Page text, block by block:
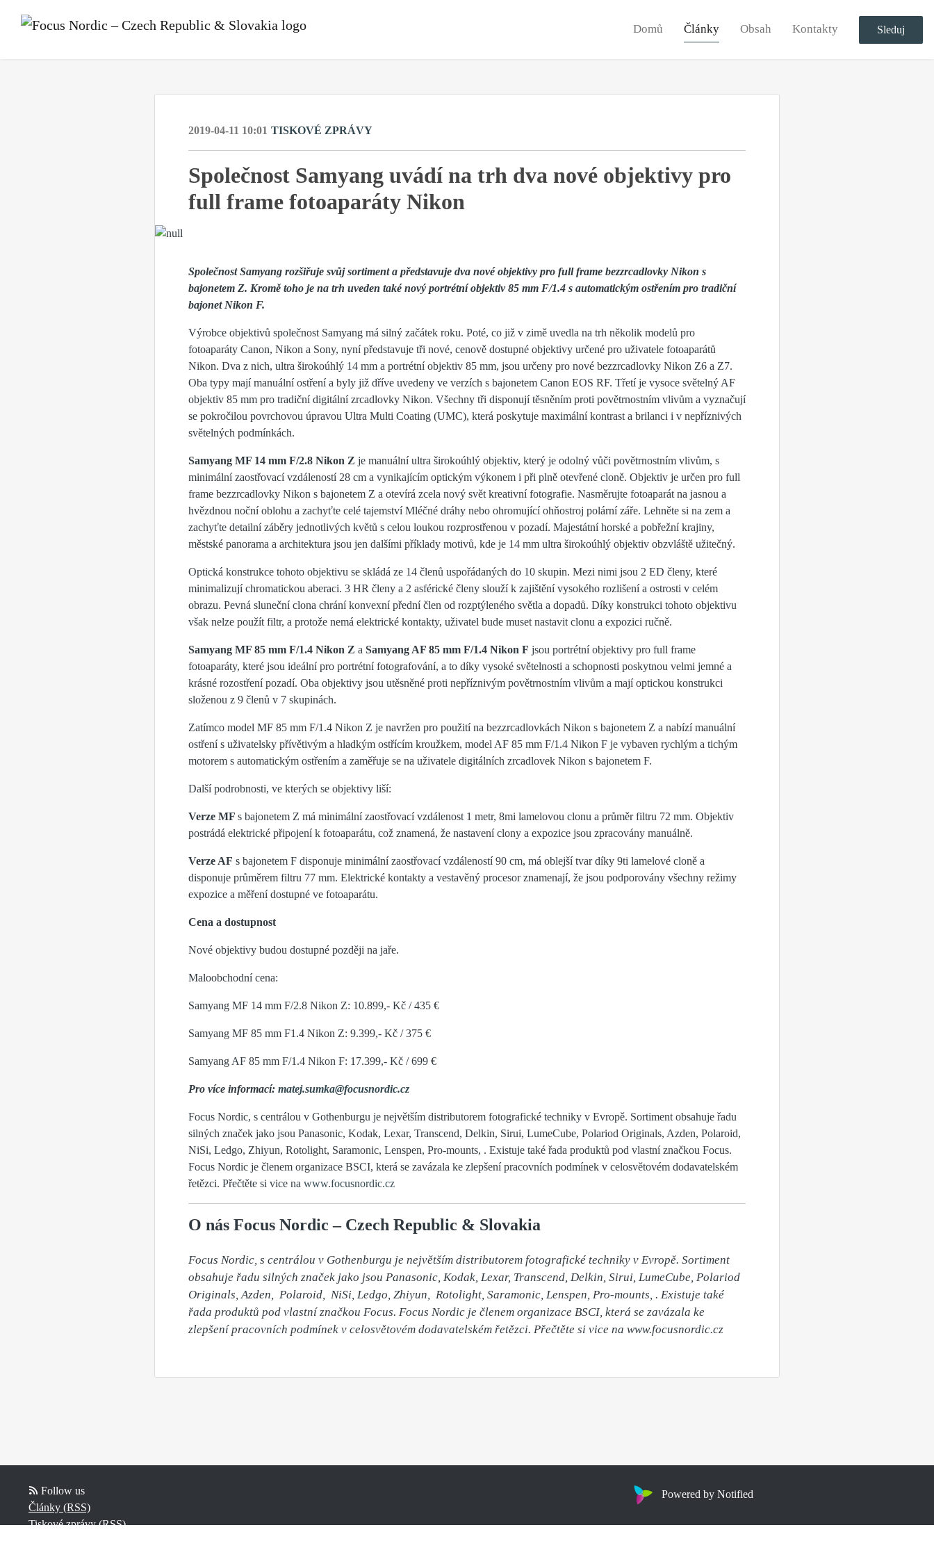
Domů Články Obsah Kontakty Sleduj
2019-04-11 10:01 TISKOVÉ ZPRÁVY
Společnost Samyang uvádí na trh dva nové objektivy pro
full frame fotoaparáty Nikon
Společnost Samyang rozšiřuje svůj sortiment a představuje dva nové objektivy pro full frame bezzrcadlovky Nikon s
bajonetem Z. Kromě toho je na trh uveden také nový portrétní objektiv 85 mm F/1.4 s automatickým ostřením pro tradiční
bajonet Nikon F.
Výrobce objektivů společnost Samyang má silný začátek roku. Poté, co již v zimě uvedla na trh několik modelů pro
fotoaparáty Canon, Nikon a Sony, nyní představuje tři nové, cenově dostupné objektivy určené pro uživatele fotoaparátů
Nikon. Dva z nich, ultra širokoúhlý 14 mm a portrétní objektiv 85 mm, jsou určeny pro nové bezzrcadlovky Nikon Z6 a Z7.
Oba typy mají manuální ostření a byly již dříve uvedeny ve verzích s bajonetem Canon EOS RF. Třetí je vysoce světelný AF
objektiv 85 mm pro tradiční digitální zrcadlovky Nikon. Všechny tři disponují těsněním proti povětrnostním vlivům a vyznačují
se pokročilou povrchovou úpravou Ultra Multi Coating (UMC), která poskytuje maximální kontrast a brilanci i v nepříznivých
světelných podmínkách.
Samyang MF 14 mm F/2.8 Nikon Z je manuální ultra širokoúhlý objektiv, který je odolný vůči povětrnostním vlivům, s
minimální zaostřovací vzdáleností 28 cm a vynikajícím optickým výkonem i při plně otevřené cloně. Objektiv je určen pro full
frame bezzrcadlovky Nikon s bajonetem Z a otevírá zcela nový svět kreativní fotografie. Nasměrujte fotoaparát na jasnou a
hvězdnou noční oblohu a zachyťte celé tajemství Mléčné dráhy nebo ohromující ohňostroj polární záře. Lehněte si na zem a
zachyťte detailní záběry jednotlivých květů s celou loukou rozprostřenou v pozadí. Majestátní horské a pobřežní krajiny,
městské panorama a architektura jsou jen dalšími příklady motivů, kde je 14 mm ultra širokoúhlý objektiv obzvláště užitečný.
Optická konstrukce tohoto objektivu se skládá ze 14 členů uspořádaných do 10 skupin. Mezi nimi jsou 2 ED členy, které
minimalizují chromatickou aberaci. 3 HR členy a 2 asférické členy slouží k zajištění vysokého rozlišení a ostrosti v celém
obrazu. Pevná sluneční clona chrání konvexní přední člen od rozptýleného světla a dopadů. Díky konstrukci tohoto objektivu
však nelze použít filtr, a protože nemá elektrické kontakty, uživatel bude muset nastavit clonu a expozici ručně.
Samyang MF 85 mm F/1.4 Nikon Z a Samyang AF 85 mm F/1.4 Nikon F jsou portrétní objektivy pro full frame
fotoaparáty, které jsou ideální pro portrétní fotografování, a to díky vysoké světelnosti a schopnosti poskytnou velmi jemné a
krásné rozostření pozadí. Oba objektivy jsou utěsněné proti nepříznivým povětrnostním vlivům a mají optickou konstrukci
složenou z 9 členů v 7 skupinách.
Zatímco model MF 85 mm F/1.4 Nikon Z je navržen pro použití na bezzrcadlovkách Nikon s bajonetem Z a nabízí manuální
ostření s uživatelsky přívětivým a hladkým ostřícím kroužkem, model AF 85 mm F/1.4 Nikon F je vybaven rychlým a tichým
motorem s automatickým ostřením a zaměřuje se na uživatele digitálních zrcadlovek Nikon s bajonetem F.
Další podrobnosti, ve kterých se objektivy liší:
Verze MF s bajonetem Z má minimální zaostřovací vzdálenost 1 metr, 8mi lamelovou clonu a průměr filtru 72 mm. Objektiv
postrádá elektrické připojení k fotoaparátu, což znamená, že nastavení clony a expozice jsou zpracovány manuálně.
Verze AF s bajonetem F disponuje minimální zaostřovací vzdáleností 90 cm, má oblejší tvar díky 9ti lamelové cloně a
disponuje průměrem filtru 77 mm. Elektrické kontakty a vestavěný procesor znamenají, že jsou podporovány všechny režimy
expozice a měření dostupné ve fotoaparátu.
Cena a dostupnost
Nové objektivy budou dostupné později na jaře.
Maloobchodní cena:
Samyang MF 14 mm F/2.8 Nikon Z: 10.899,- Kč / 435 €
Samyang MF 85 mm F1.4 Nikon Z: 9.399,- Kč / 375 €
Samyang AF 85 mm F/1.4 Nikon F: 17.399,- Kč / 699 €
Pro více informací: matej.sumka@focusnordic.cz
Focus Nordic, s centrálou v Gothenburgu je největším distributorem fotografické techniky v Evropě. Sortiment obsahuje řadu
silných značek jako jsou Panasonic, Kodak, Lexar, Transcend, Delkin, Sirui, LumeCube, Polariod Originals, Azden, Polaroid,
NiSi, Ledgo, Zhiyun, Rotolight, Saramonic, Lenspen, Pro-mounts, . Existuje také řada produktů pod vlastní značkou Focus.
Focus Nordic je členem organizace BSCI, která se zavázala ke zlepšení pracovních podmínek v celosvětovém dodavatelském
řetězci. Přečtěte si vice na www.focusnordic.cz
O nás Focus Nordic – Czech Republic & Slovakia
Focus Nordic, s centrálou v Gothenburgu je největším distributorem fotografické techniky v Evropě. Sortiment
obsahuje řadu silných značek jako jsou Panasonic, Kodak, Lexar, Transcend, Delkin, Sirui, LumeCube, Polariod
Originals, Azden,  Polaroid,  NiSi, Ledgo, Zhiyun,  Rotolight, Saramonic, Lenspen, Pro-mounts, . Existuje také
řada produktů pod vlastní značkou Focus. Focus Nordic je členem organizace BSCI, která se zavázala ke
zlepšení pracovních podmínek v celosvětovém dodavatelském řetězci. Přečtěte si vice na www.focusnordic.cz
Follow us
Články (RSS)
Tiskové zprávy (RSS)
Powered by Notified